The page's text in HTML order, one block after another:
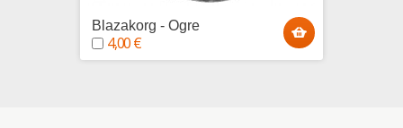
Blazakorg - Ogre
4,00 €